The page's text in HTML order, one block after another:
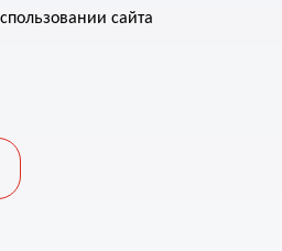
сайта